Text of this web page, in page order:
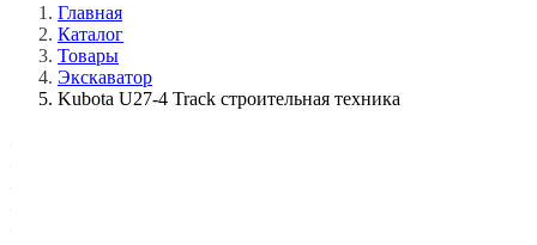
Главная
Каталог
Товары
Экскаватор
Kubota U27-4 Track строительная техника